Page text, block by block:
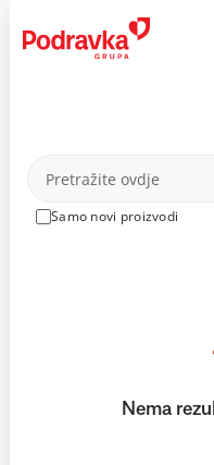
content
Proizvodi
Samo novi proizvodi
Nema